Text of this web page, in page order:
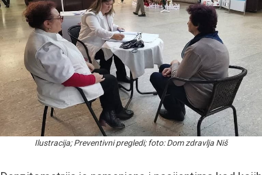
Ilustracija; Preventivni pregledi; foto: Dom zdravlja Niš